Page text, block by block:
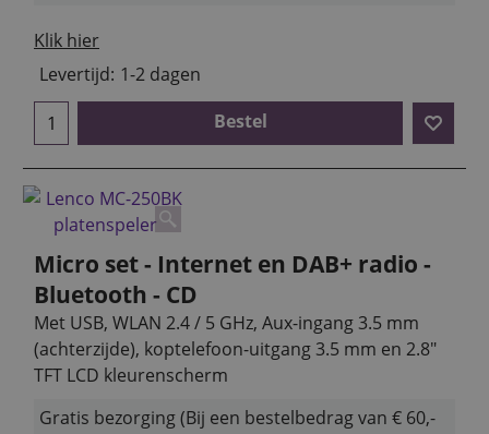
Klik hier
Levertijd: 1-2 dagen
Bestel
Micro set - Internet en DAB+ radio -
Bluetooth - CD
Met USB, WLAN 2.4 / 5 GHz, Aux-ingang 3.5 mm
(achterzijde), koptelefoon-uitgang 3.5 mm en 2.8"
TFT LCD kleurenscherm
Gratis bezorging (Bij een bestelbedrag van € 60,-